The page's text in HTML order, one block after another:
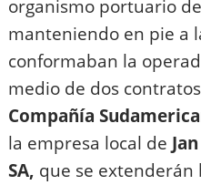
organismo portuario
manteniendo en pie a
conformaban la
medio de dos
Compañía
la empresa local de
SA, que se extenderán